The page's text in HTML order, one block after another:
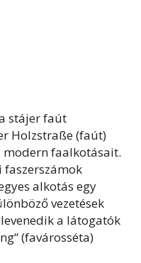
stájer faút
Holzstraße (faút)
modern faalkotásait.
faszerszámok
alkotás egy
vezetések
a látogatók
(favárosséta)